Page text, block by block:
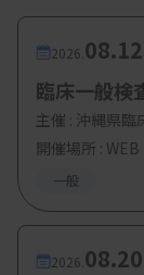
2026. 08.12
臨床一般検
主催 : 沖縄県臨
開催場所 : WEB
一般
2026. 08.20